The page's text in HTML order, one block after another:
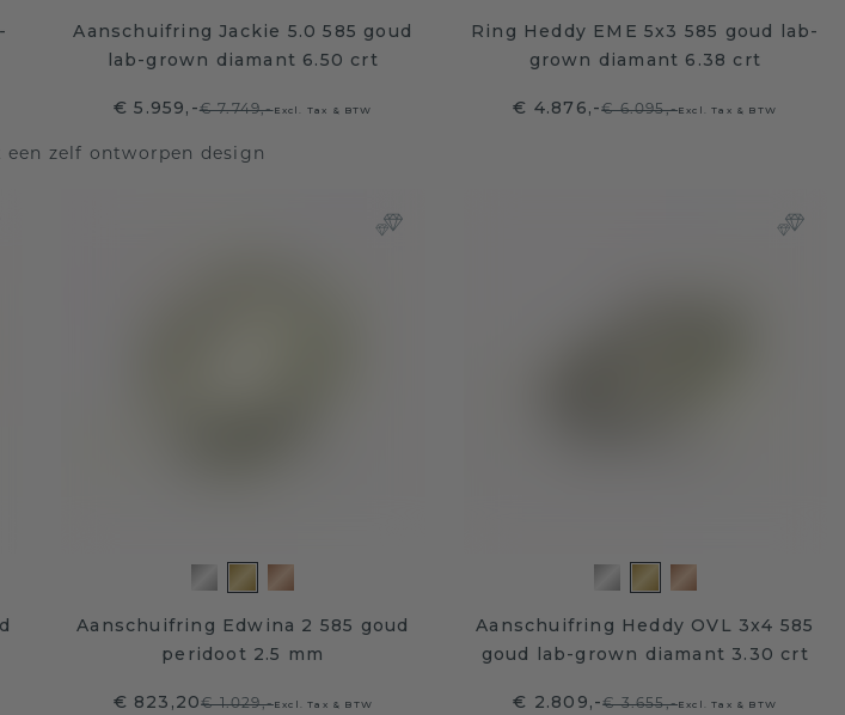
Aanschuifring Jackie 5.0 585 goud
lab-grown diamant 6.50 crt
€ 5.959,-€ 7.749,-Excl. Tax & BTW
Ring Heddy EME 5x3 585 goud lab-
grown diamant 6.38 crt
€ 4.876,-€ 6.095,-Excl. Tax & BTW
een zelf ontworpen design
Aanschuifring Edwina 2 585 goud
peridoot 2.5 mm
€ 823,20€ 1.029,-Excl. Tax & BTW
Aanschuifring Heddy OVL 3x4 585
goud lab-grown diamant 3.30 crt
€ 2.809,-€ 3.655,-Excl. Tax & BTW